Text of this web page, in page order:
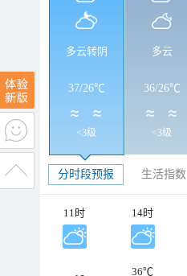
多云转阴
37/26℃
<3级
多云
36/26℃
<3级
分时段预报 生活指数
11时 14时
36℃